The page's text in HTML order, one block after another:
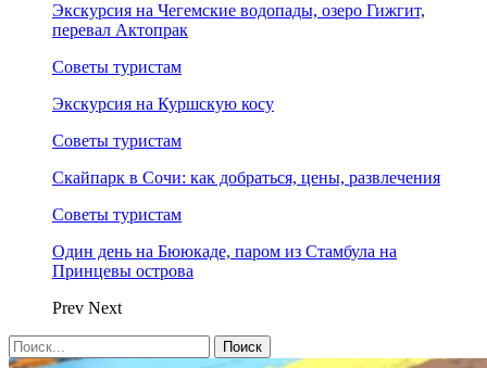
Экскурсия на Чегемские водопады, озеро Гижгит,
перевал Актопрак
Советы туристам
Экскурсия на Куршскую косу
Советы туристам
Скайпарк в Сочи: как добраться, цены, развлечения
Советы туристам
Один день на Бююкаде, паром из Стамбула на
Принцевы острова
Prev Next